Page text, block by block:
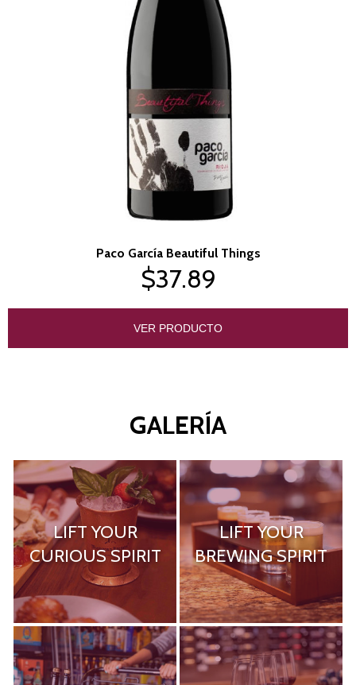
Paco García Beautiful Things
$37.89
VER PRODUCTO
GALERÍA
LIFT YOUR
CURIOUS SPIRIT
LIFT YOUR
BREWING SPIRIT